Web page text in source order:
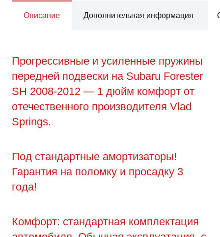
Описание Дополнительная информация
Прогрессивные и усиленные пружины
передней подвески на Subaru Forester
SH 2008-2012 — 1 дюйм комфорт от
отечественного производителя Vlad
Springs.
Под стандартные амортизаторы!
Гарантия на поломку и просадку 3
года!
Комфорт: стандартная комплектация